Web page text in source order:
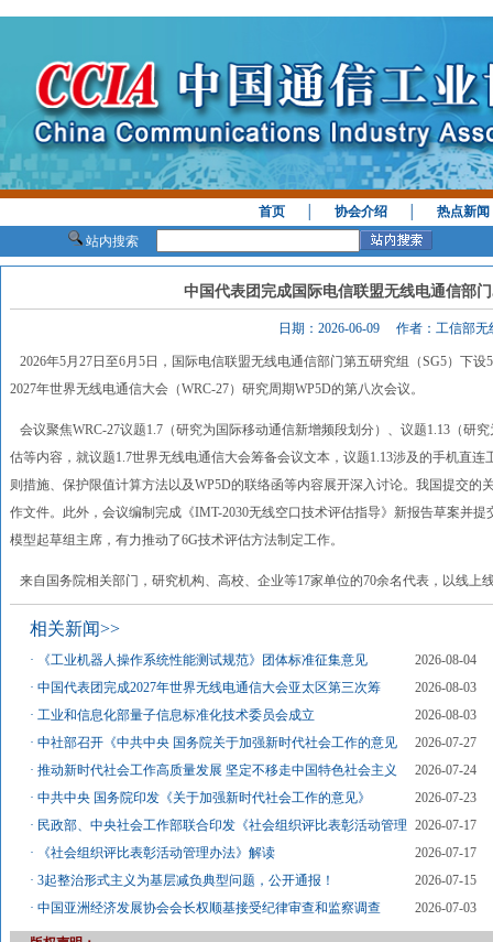
首页 │协会介绍 │热点新闻
站内搜索
中国代表团完成国际电信联盟无线电通信部
日期：2026-06-09 作者：工信部无
2026年5月27日至6月5日，国际电信联盟无线电通信部门第五研究组（SG5）下
2027年世界无线电通信大会（WRC-27）研究周期WP5D的第八次会议。
会议聚焦WRC-27议题1.7（研究为国际移动通信新增频段划分）、议题1.13（研
估等内容，就议题1.7世界无线电通信大会筹备会议文本，议题1.13涉及的手机直
则措施、保护限值计算方法以及WP5D的联络函等内容展开深入讨论。我国提交的
作文件。此外，会议编制完成《IMT-2030无线空口技术评估指导》新报告草案并
模型起草组主席，有力推动了6G技术评估方法制定工作。
来自国务院相关部门，研究机构、高校、企业等17家单位的70余名代表，以线上
相关新闻>>
· 《工业机器人操作系统性能测试规范》团体标准征集意见
2026-08-04
·中国代表团完成2027年世界无线电通信大会亚太区第三次筹
2026-08-03
·工业和信息化部量子信息标准化技术委员会成立
2026-08-03
·中社部召开《中共中央 国务院关于加强新时代社会工作的意见
2026-07-27
·推动新时代社会工作高质量发展 坚定不移走中国特色社会主义
2026-07-24
·中共中央 国务院印发《关于加强新时代社会工作的意见》
2026-07-23
· 民政部、中央社会工作部联合印发《社会组织评比表彰活动管理
2026-07-17
·
《社会组织评比表彰活动管理办法》解读
2026-07-17
·3起整治形式主义为基层减负典型问题，公开通报！
2026-07-15
·中国亚洲经济发展协会会长权顺基接受纪律审查和监察调查 2026-07-03